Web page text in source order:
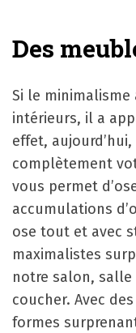
Des
Si le
intérieurs, il a
effet,
complètement
vous permet
accumulations
ose tout et avec
maximalistes
notre salon, salle
coucher. Avec
formes